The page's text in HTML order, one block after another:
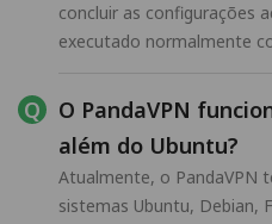
concluir as configurações
executado normalmente
O PandaVPN
além do Ubuntu?
Atualmente, o PandaVPN
sistemas Ubuntu, Debian,